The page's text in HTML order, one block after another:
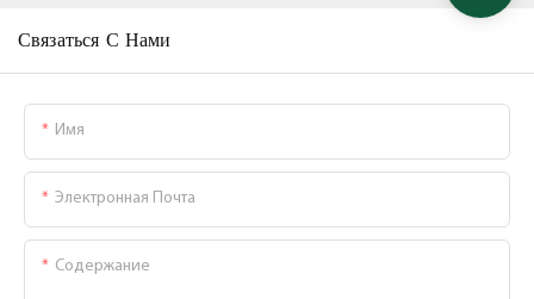
Связаться С Нами
Имя
Электронная Почта
Содержание